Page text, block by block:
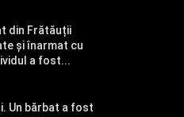
din Frătăuții
și înarmat cu
a fost...
Un bărbat a fost